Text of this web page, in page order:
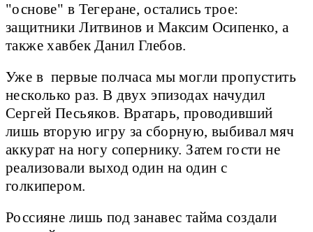
"основе" в Тегеране, остались трое:
защитники Литвинов и Максим Осипенко, а
также хавбек Данил Глебов.
Уже в первые полчаса мы могли пропустить
несколько раз. В двух эпизодах начудил
Сергей Песьяков. Вратарь, проводивший
лишь вторую игру за сборную, выбивал мяч
аккурат на ногу сопернику. Затем гости не
реализовали выход один на один с
голкипером.
Россияне лишь под занавес тайма создали